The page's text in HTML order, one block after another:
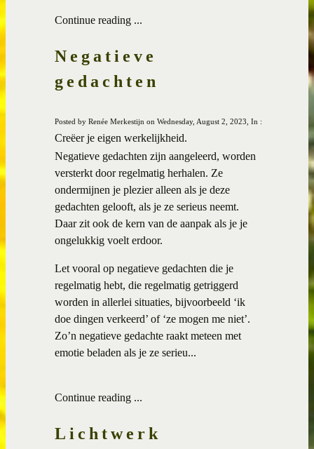
Continue reading ...
Negatieve
gedachten
Posted by Renée Merkestijn on Wednesday, August 2, 2023, In :
Creëer je eigen werkelijkheid.
Negatieve gedachten zijn aangeleerd, worden
versterkt door regelmatig herhalen. Ze
ondermijnen je plezier alleen als je deze
gedachten gelooft, als je ze serieus neemt.
Daar zit ook de kern van de aanpak als je je
ongelukkig voelt erdoor.
Let vooral op negatieve gedachten die je
regelmatig hebt, die regelmatig getriggerd
worden in allerlei situaties, bijvoorbeeld ‘ik
doe dingen verkeerd’ of ‘ze mogen me niet’.
Zo’n negatieve gedachte raakt meteen met
emotie beladen als je ze serieu...
Continue reading ...
Lichtwerk